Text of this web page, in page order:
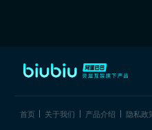
首页 关于我们 产品介绍 隐私政